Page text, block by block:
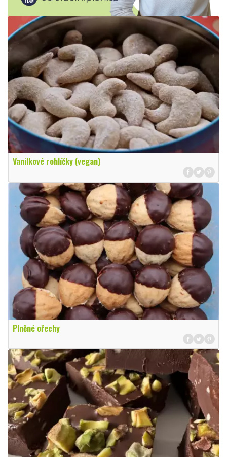
Vanilkové rohlíčky (vegan)
Plněné ořechy